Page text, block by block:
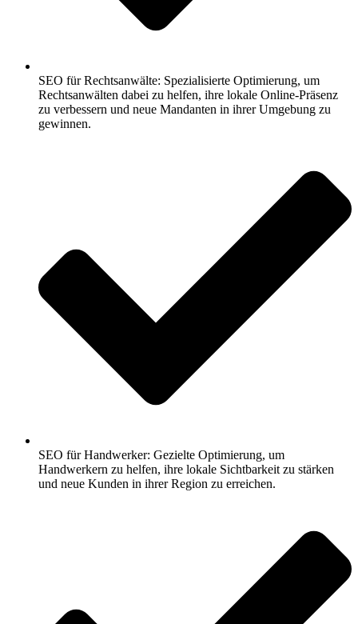
SEO für Rechtsanwälte: Spezialisierte Optimierung, um
Rechtsanwälten dabei zu helfen, ihre lokale Online-Präsenz
zu verbessern und neue Mandanten in ihrer Umgebung zu
gewinnen.
SEO für Handwerker: Gezielte Optimierung, um
Handwerkern zu helfen, ihre lokale Sichtbarkeit zu stärken
und neue Kunden in ihrer Region zu erreichen.